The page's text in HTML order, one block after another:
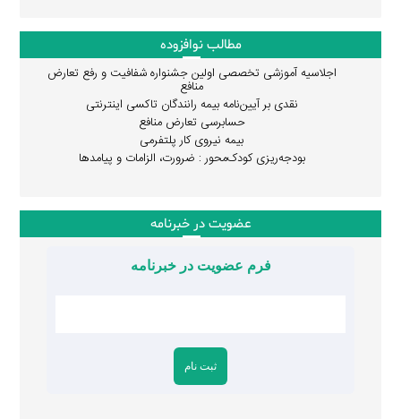
مطالب نوافزوده
اجلاسیه آموزشی تخصصی اولین جشنواره شفافیت و رفع تعارض
منافع
نقدی بر آیین‌نامه بیمه رانندگان تاکسی اینترنتی
حسابرسی تعارض منافع
بیمه نیروی کار پلتفرمی
بودجه‌ریزی کودک‌محور : ضرورت، الزامات و پیامدها
عضویت در خبرنامه
فرم عضویت در خبرنامه